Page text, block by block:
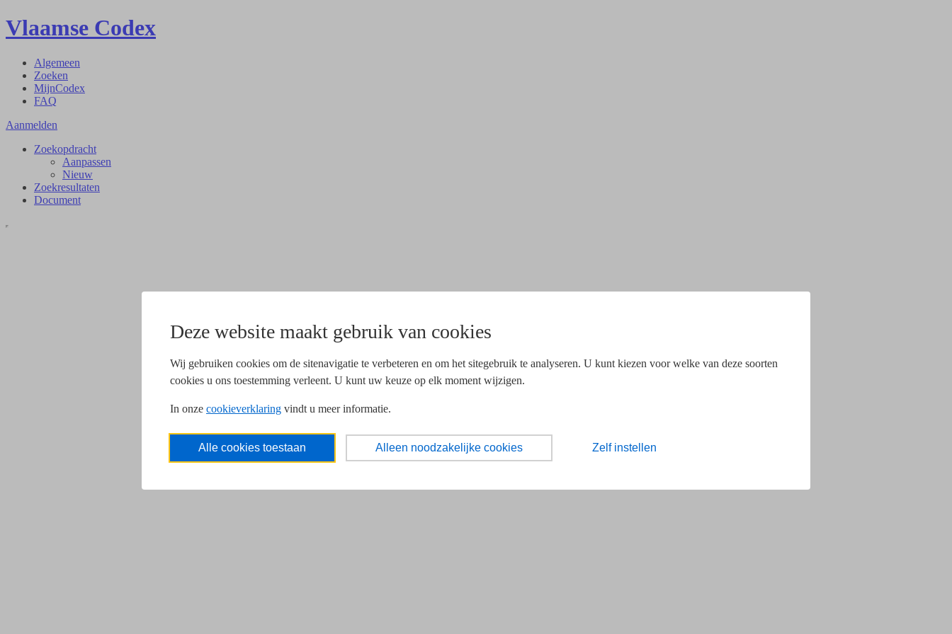
Deze website maakt gebruik van cookies
Wij gebruiken cookies om de sitenavigatie te verbeteren en om het sitegebruik te analyseren. U kunt kiezen voor welke van deze soorten
cookies u ons toestemming verleent. U kunt uw keuze op elk moment wijzigen.
In onze cookieverklaring vindt u meer informatie.
Alle cookies toestaan Alleen noodzakelijke cookies Zelf instellen
Vlaamse Codex
Algemeen
Zoeken
MijnCodex
FAQ
Aanmelden
Zoekopdracht
Aanpassen
Nieuw
Zoekresultaten
Document